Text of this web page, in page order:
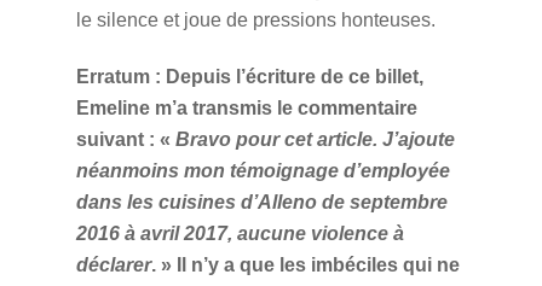
le silence et joue de pressions honteuses.
Erratum : Depuis l’écriture de ce billet,
Emeline m’a transmis le commentaire
suivant : « Bravo pour cet article. J’ajoute
néanmoins mon témoignage d’employée
dans les cuisines d’Alleno de septembre
2016 à avril 2017, aucune violence à
déclarer. » Il n’y a que les imbéciles qui ne